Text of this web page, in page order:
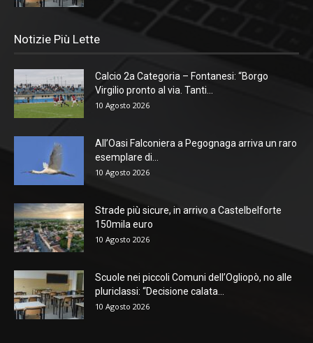
Notizie Più Lette
Calcio 2a Categoria – Fontanesi: “Borgo
Virgilio pronto al via. Tanti...
10 Agosto 2026
All’Oasi Falconiera a Pegognaga arriva un raro
esemplare di...
10 Agosto 2026
Strade più sicure, in arrivo a Castelbelforte
150mila euro
10 Agosto 2026
Scuole nei piccoli Comuni dell’Ogliopò, no alle
pluriclassi: “Decisione calata...
10 Agosto 2026